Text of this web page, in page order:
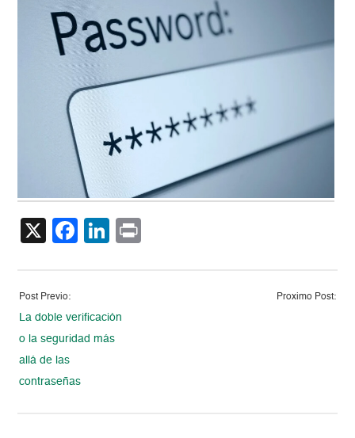
X Facebook
LinkedIn
Post Previo:
La doble verificación
o la seguridad más
allá de las
contraseñas
Proximo Post: